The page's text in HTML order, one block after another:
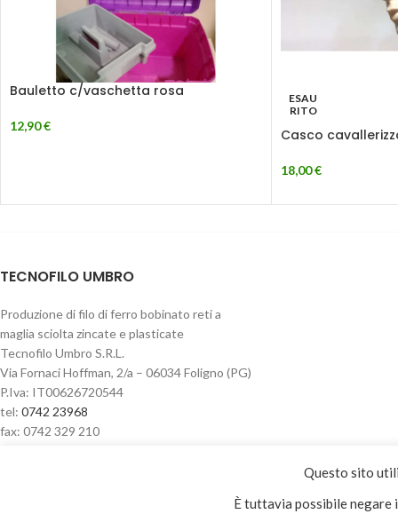
Bauletto c/vaschetta rosa
12,90€
ESAU
RITO
Casco
18,00€
TECNOFILO UMBRO
Produzione di filo di ferro bobinato reti a
maglia sciolta zincate e plasticate
Tecnofilo Umbro S.R.L.
Via Fornaci Hoffman, 2/a – 06034 Foligno (PG)
P.Iva: IT00626720544
tel: 0742 23968
fax: 0742 329 210
Questo sito
È tuttavia possibile negare